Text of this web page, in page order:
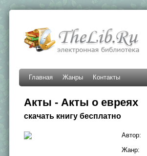
Главная Жанры Контакты
Акты - Акты о евреях
скачать книгу бесплатно
Автор:
Жанр: